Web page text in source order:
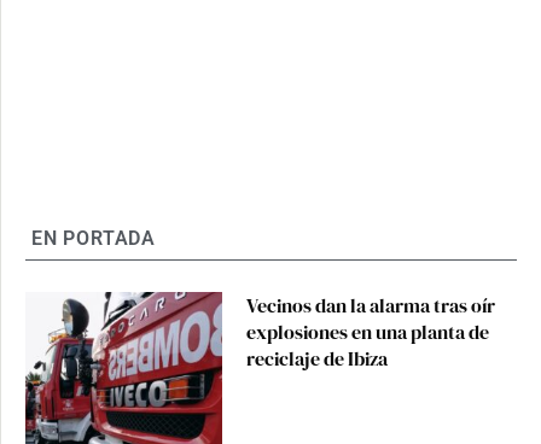
EN PORTADA
Vecinos dan la alarma tras oír
explosiones en una planta de
reciclaje de Ibiza